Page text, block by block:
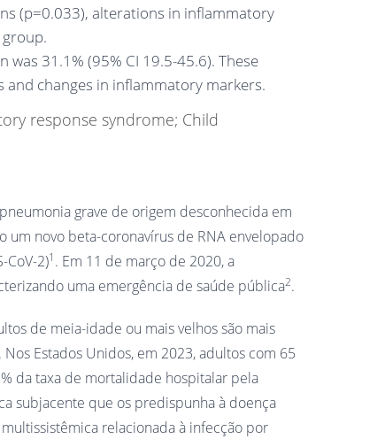
(p=0.033), alterations in inflammatory
was 31.1% (95% CI 19.5-45.6). These
changes in inflammatory markers.
response syndrome; Child
grave de origem desconhecida em
um novo beta-coronavírus de RNA envelopado
CoV-2)1 . Em 11 de março de 2020, a
uma emergência de saúde pública2.
de meia-idade ou mais velhos são mais
. Nos Estados Unidos, em 2023, adultos com 65
da taxa de mortalidade hospitalar pela
subjacente que os predispunha à doença
relacionada à infecção por